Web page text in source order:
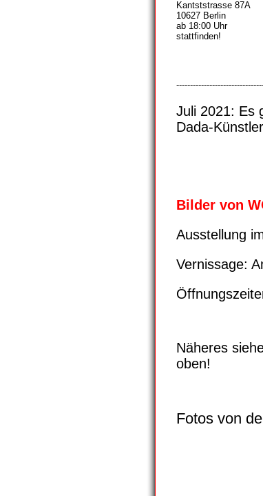
Kantststrasse 87A
10627 Berlin
ab 18:00 Uhr
stattfinden!
Juli 2021: Es
Dada-
Bilder von
Ausstellung
Vernissage:
Näheres
oben!
Fotos von